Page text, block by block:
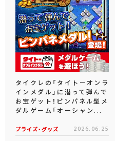
タイクレの「タイトーオンラ
インメダル」に潜って弾んで
お宝ゲット！ピンパネル型メ
ダルゲーム「オーシャン...
プライズ・グッズ 2026.06.25